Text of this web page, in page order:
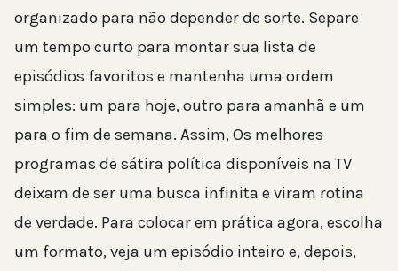
organizado para não depender de sorte. Separe
um tempo curto para montar sua lista de
episódios favoritos e mantenha uma ordem
simples: um para hoje, outro para amanhã e um
para o fim de semana. Assim, Os melhores
programas de sátira política disponíveis na TV
deixam de ser uma busca infinita e viram rotina
de verdade. Para colocar em prática agora, escolha
um formato, veja um episódio inteiro e, depois,